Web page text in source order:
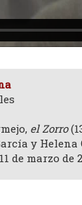
el Zorro
y
de marzo de